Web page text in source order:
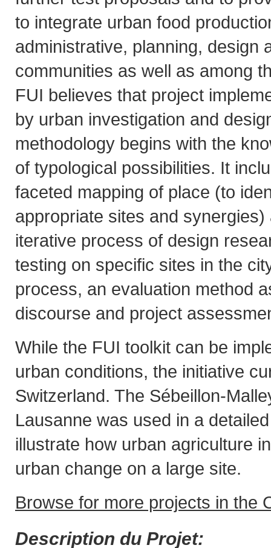
to integrate urban food
administrative, planning, design
communities as well as among
FUI believes that project
by urban investigation and
methodology begins with the
of typological possibilities. It
faceted mapping of place (to
appropriate sites and
iterative process of design
testing on specific sites in the
process, an evaluation method
discourse and project
While the FUI toolkit can be
urban conditions, the initiative
Switzerland. The Sébeillon-
Lausanne was used in a
illustrate how urban agriculture
urban change on a large site.
Browse for more projects in the
Description du Projet: